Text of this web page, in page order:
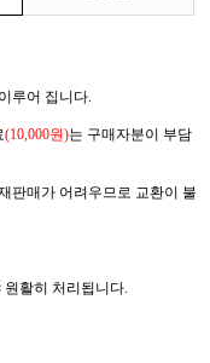
루어 집니다.
(10,000원)는 구매자분이 부담
판매가 어려우므로 교환이 불
원활히 처리됩니다.